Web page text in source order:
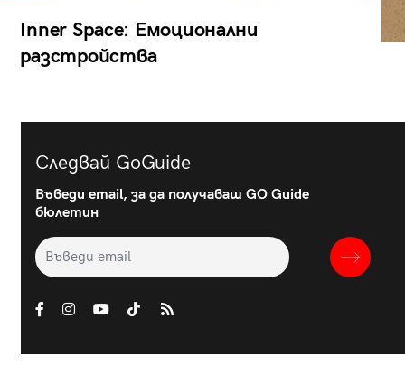
Inner Space: Емоционални
разстройства
Следвай GoGuide
Въведи email, за да получаваш GO Guide
бюлетин